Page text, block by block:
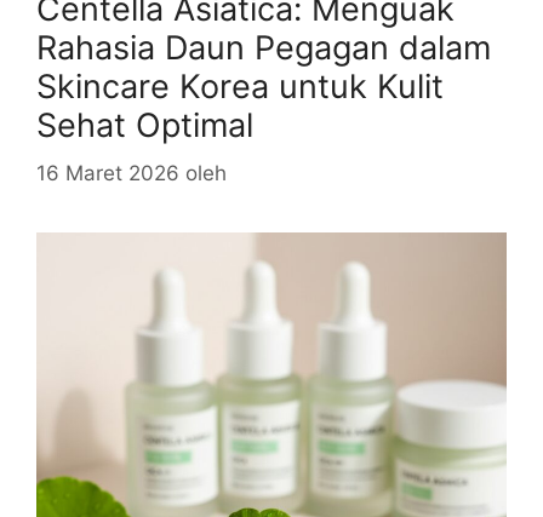
Centella Asiatica: Menguak
Rahasia Daun Pegagan dalam
Skincare Korea untuk Kulit
Sehat Optimal
16 Maret 2026 oleh